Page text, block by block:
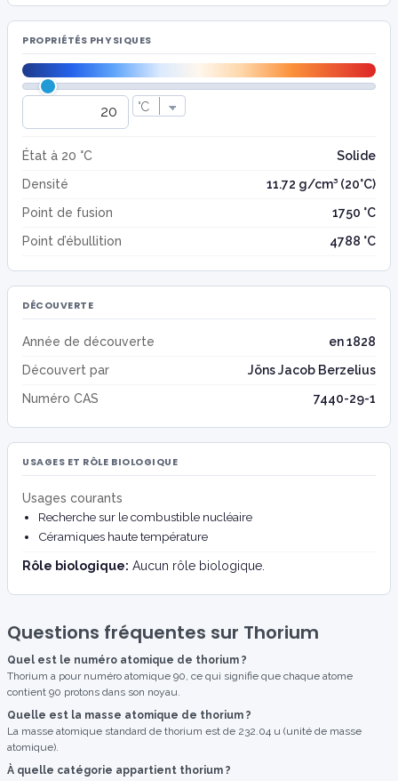
PROPRIÉTÉS PHYSIQUES
État à 20 °C
Solide
Densité
11.72 g/cm³ (20°C)
Point de fusion
1750 °C
Point d’ébullition
4788 °C
DÉCOUVERTE
Année de découverte
en 1828
Découvert par
Jöns Jacob Berzelius
Numéro CAS
7440-29-1
USAGES ET RÔLE BIOLOGIQUE
Usages courants
Recherche sur le combustible nucléaire
Céramiques haute température
Rôle biologique: Aucun rôle biologique.
Questions fréquentes sur Thorium
Quel est le numéro atomique de thorium ?
Thorium a pour numéro atomique 90, ce qui signifie que chaque atome
contient 90 protons dans son noyau.
Quelle est la masse atomique de thorium ?
La masse atomique standard de thorium est de 232.04 u (unité de masse
atomique).
À quelle catégorie appartient thorium ?